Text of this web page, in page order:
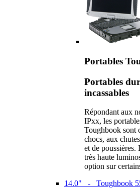
Portables
Portables
incassables
Répondant aux
IPxx, les
Toughbook sont
chocs, aux
et de poussières.
très haute
option sur
14.0" - Toughbook